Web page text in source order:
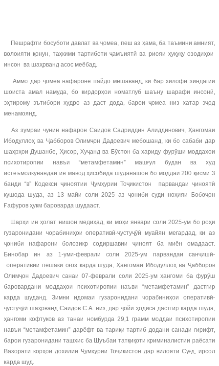
Пешрафти босуботи давлат ва ҷомеа, пеш аз ҳама, ба таъмини амният,
волоияти қонун, таҳкими тартиботи ҷамъиятӣ ва риояи ҳуқуқу озодиҳои
инсон ва шаҳрванд асос меёбад.
Аммо дар ҷомеа нафароне пайдо мешаванд, ки бар хилофи зиндагии
шоиста амал намуда, бо кирдорҳои номатлуб шаъну шарафи инсонӣ,
эҳтирому эътибори худро аз даст дода, барои ҷомеа низ хатар эҷод
менамоянд.
Аз зумраи чунин нафарон Саидов Садриддин Алиддинович, Ҳангомаи
Ибодуллоҳ ва Ҷабборов Олимҷон Дадоевич мебошанд, ки бо сабаби дар
шаҳрҳои Душанбе, Ҳисор, Хуҷанд ва Бӯстон ба хариду фурӯши моддаҳои
психотиропии навъи “метамфетамин” машғул будан ва худ
истеъмолкунандаи ин мавод ҳисобида шуданашон бо моддаи 200 қисми 3
банди “в” Кодекси ҷиноятии Ҷумҳурии Тоҷикистон парвандаи ҷиноятӣ
кушода шуда, аз 13 майи соли 2025 аз ҷониби суди ноҳияи Бобоҷон
Ғафуров ҳукм бароварда шудааст.
Шарҳи ин ҳолат нишон медиҳад, ки моҳи январи соли 2025-ум бо роҳи
гузаронидани чорабиниҳои оперативӣ-ҷустуҷӯӣ муайян мегардад, ки аз
ҷониби нафарони болозикр содиршавии ҷиноят ба миён омадааст.
Бинобар ин аз 1-уми-феврали соли 2025-ум парвандаи санҷишӣ-
оперативии пешакӣ оғоз карда шуда, Ҳангомаи Ибодуллоҳ ва Ҷабборов
Олимҷон Дадоевич санаи 07-феврали соли 2025-ум ҳангоми ба фурӯш
баровардани моддаҳои психотиропии наъви “метамфетамин” дастгир
карда шуданд. Зимни идомаи гузаронидани чорабиниҳои оперативӣ-
ҷустуҷӯӣ шаҳрванд Саидов С.А. низ, дар ҷойи ҳодиса дастгир карда шуда,
ҳангоми кофтуков аз танаи номбурда 29,1 грамм моддаи психотиропии
навъи “метамфетамин” дарёфт ва тариқи тартиб додани санади гирифт,
барои гузаронидани ташхис ба Шуъбаи татқиқоти криминалистии раёсати
Вазорати корҳои дохилии Ҷумҳурии Тоҷикистон дар вилояти Суғд, ирсол
карда шуд.